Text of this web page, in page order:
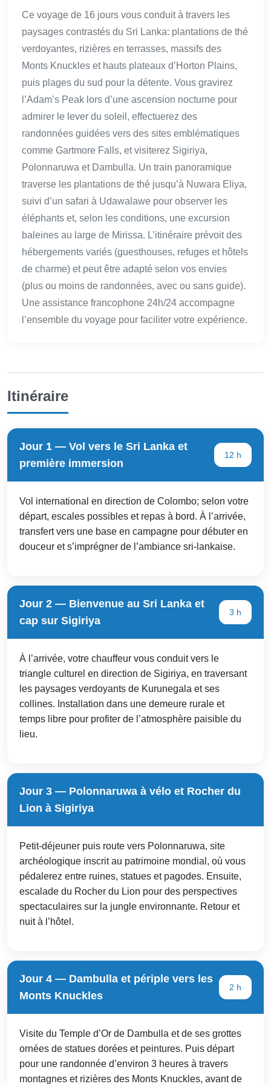
Ce voyage de 16 jours vous conduit à travers les
paysages contrastés du Sri Lanka: plantations de thé
verdoyantes, rizières en terrasses, massifs des
Monts Knuckles et hauts plateaux d’Horton Plains,
puis plages du sud pour la détente. Vous gravirez
l’Adam’s Peak lors d’une ascension nocturne pour
admirer le lever du soleil, effectuerez des
randonnées guidées vers des sites emblématiques
comme Gartmore Falls, et visiterez Sigiriya,
Polonnaruwa et Dambulla. Un train panoramique
traverse les plantations de thé jusqu’à Nuwara Eliya,
suivi d’un safari à Udawalawe pour observer les
éléphants et, selon les conditions, une excursion
baleines au large de Mirissa. L’itinéraire prévoit des
hébergements variés (guesthouses, refuges et hôtels
de charme) et peut être adapté selon vos envies
(plus ou moins de randonnées, avec ou sans guide).
Une assistance francophone 24h/24 accompagne
l’ensemble du voyage pour faciliter votre expérience.
Itinéraire
Jour 1 — Vol vers le Sri Lanka et
première immersion
12 h
Vol international en direction de Colombo; selon votre
départ, escales possibles et repas à bord. À l’arrivée,
transfert vers une base en campagne pour débuter en
douceur et s’imprégner de l’ambiance sri-lankaise.
Jour 2 — Bienvenue au Sri Lanka et
cap sur Sigiriya
3 h
À l’arrivée, votre chauffeur vous conduit vers le
triangle culturel en direction de Sigiriya, en traversant
les paysages verdoyants de Kurunegala et ses
collines. Installation dans une demeure rurale et
temps libre pour profiter de l’atmosphère paisible du
lieu.
Jour 3 — Polonnaruwa à vélo et Rocher du
Lion à Sigiriya
Petit-déjeuner puis route vers Polonnaruwa, site
archéologique inscrit au patrimoine mondial, où vous
pédalerez entre ruines, statues et pagodes. Ensuite,
escalade du Rocher du Lion pour des perspectives
spectaculaires sur la jungle environnante. Retour et
nuit à l’hôtel.
Jour 4 — Dambulla et périple vers les
Monts Knuckles
2 h
Visite du Temple d’Or de Dambulla et de ses grottes
ornées de statues dorées et peintures. Puis départ
pour une randonnée d’environ 3 heures à travers
montagnes et rizières des Monts Knuckles, avant de